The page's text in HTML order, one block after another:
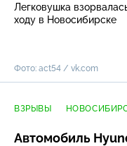
Легковушка
ходу в Новосибирске
Фото: act54 / vk.com
ВЗРЫВЫ
Автомобиль